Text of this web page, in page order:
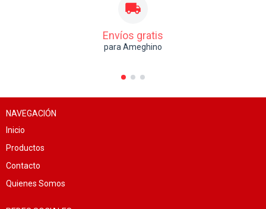
Envíos gratis
para Ameghino
NAVEGACIÓN
Inicio
Productos
Contacto
Quienes Somos